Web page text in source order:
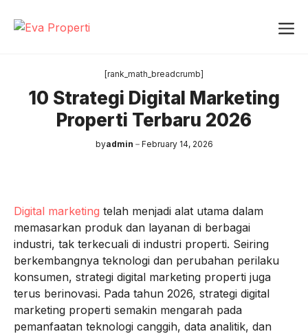
[rank_math_breadcrumb]
10 Strategi Digital Marketing
Properti Terbaru 2026
byadmin February 14, 2026
Digital marketing telah menjadi alat utama dalam
memasarkan produk dan layanan di berbagai
industri, tak terkecuali di industri properti. Seiring
berkembangnya teknologi dan perubahan perilaku
konsumen, strategi digital marketing properti juga
terus berinovasi. Pada tahun 2026, strategi digital
marketing properti semakin mengarah pada
pemanfaatan teknologi canggih, data analitik, dan